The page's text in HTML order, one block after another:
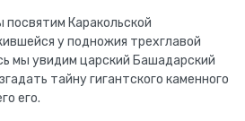
Каракольской
у подножия трехглавой
мы увидим царский Башадарский
тайну гигантского каменного
его.